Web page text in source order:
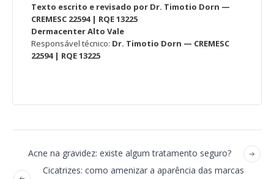
Texto escrito e revisado por Dr. Timotio Dorn —
CREMESC 22594 | RQE 13225
Dermacenter Alto Vale
Responsável técnico: Dr. Timotio Dorn — CREMESC
22594 | RQE 13225
Acne na gravidez: existe algum tratamento seguro?
Cicatrizes: como amenizar a aparência das marcas